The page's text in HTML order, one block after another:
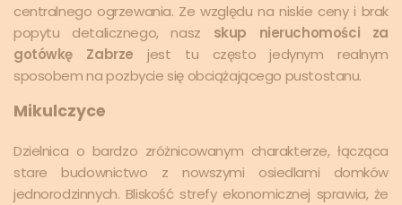
centralnego ogrzewania. Ze względu na niskie ceny i brak
popytu detalicznego, nasz skup nieruchomości za
gotówkę Zabrze jest tu często jedynym realnym
sposobem na pozbycie się obciążającego pustostanu.
Mikulczyce
Dzielnica o bardzo zróżnicowanym charakterze, łącząca
stare budownictwo z nowszymi osiedlami domków
jednorodzinnych. Bliskość strefy ekonomicznej sprawia, że